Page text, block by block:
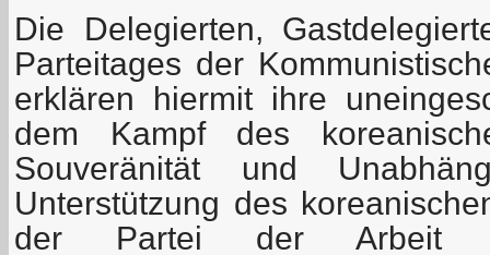
Die Delegierten,
Parteitages der
erklären hiermit ihre
dem Kampf des
Souveränität und
Unterstützung des
der Partei der Arbeit